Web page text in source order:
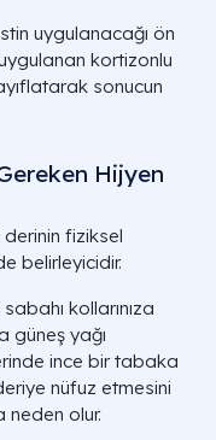
uygulanacağı ön
kortizonlu
sonucun
Hijyen
fiziksel
belirleyicidir.
kollarınıza
güneş yağı
ince bir tabaka
nüfuz etmesini
neden olur.